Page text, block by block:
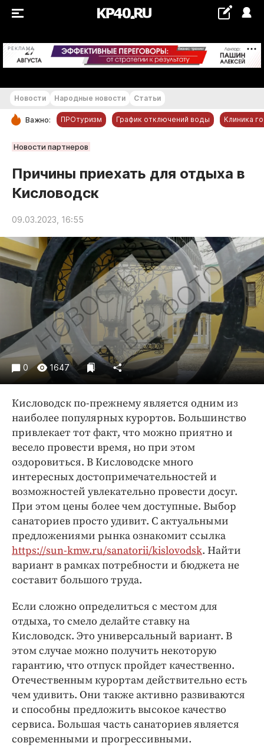
РЕКЛАМА +26...+27 °С
РУБРИКИ
Новости компаний
Статьи
Народные новости
Авто и транспорт
Благоустройство
Криминал
Культура
Недвижимость и ЖКХ
Образование
Общество
Погода
Праздники
Спорт
Экономика и бизнес
ПРОЕКТЫ
Блоги
Издания
Медиаперсона
Интересное чтиво
Клиника года
Бренд года
Работодатель года
Новости Народные новости Статьи
Важно: ПРОтуризм График отключений воды Клиника
Новости партнеров
Причины приехать для отдыха в
Кисловодск
09.03.2023, 16:55
0 1647
Кисловодск по-прежнему является одним из
наиболее популярных курортов. Большинство
привлекает тот факт, что можно приятно и
весело провести время, но при этом
оздоровиться. В Кисловодске много
интересных достопримечательностей и
возможностей увлекательно провести досуг.
При этом цены более чем доступные. Выбор
санаториев просто удивит. С актуальными
предложениями рынка ознакомит ссылка
https://sun-kmw.ru/sanatorii/kislovodsk. Найти
вариант в рамках потребности и бюджета не
составит большого труда.
Если сложно определиться с местом для
отдыха, то смело делайте ставку на
Кисловодск. Это универсальный вариант. В
этом случае можно получить некоторую
гарантию, что отпуск пройдет качественно.
Отечественным курортам действительно есть
чем удивить. Они также активно развиваются
и способны предложить высокое качество
сервиса. Большая часть санаториев является
современными и прогрессивными.